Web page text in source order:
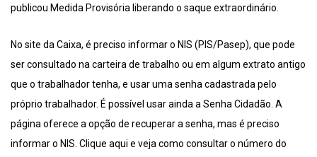
publicou Medida Provisória liberando o saque extraordinário.
No site da Caixa, é preciso informar o NIS (PIS/Pasep), que pode
ser consultado na carteira de trabalho ou em algum extrato antigo
que o trabalhador tenha, e usar uma senha cadastrada pelo
próprio trabalhador. É possível usar ainda a Senha Cidadão. A
página oferece a opção de recuperar a senha, mas é preciso
informar o NIS. Clique aqui e veja como consultar o número do